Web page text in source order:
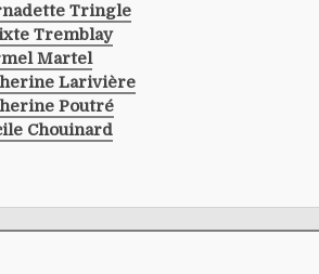
Tringle
Tremblay
Martel
Larivière
Poutré
Chouinard